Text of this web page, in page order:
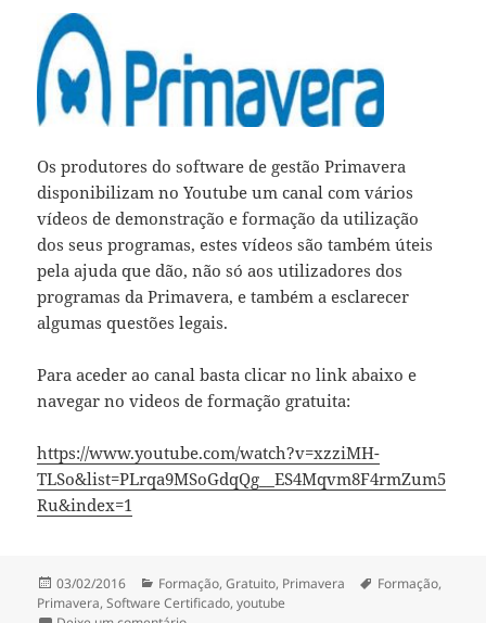
Os produtores do software de gestão Primavera
disponibilizam no Youtube um canal com vários
vídeos de demonstração e formação da utilização
dos seus programas, estes vídeos são também úteis
pela ajuda que dão, não só aos utilizadores dos
programas da Primavera, e também a esclarecer
algumas questões legais.
Para aceder ao canal basta clicar no link abaixo e
navegar no videos de formação gratuita:
https://www.youtube.com/watch?v=xzziMH-
TLSo&list=PLrqa9MSoGdqQg__ES4Mqvm8F4rmZum5
Ru&index=1
Publicado
a
03/02/2016 Categorias
Formação,Gratuito, Primavera Etiquetas
Formação,
Primavera,Software Certificado,youtube